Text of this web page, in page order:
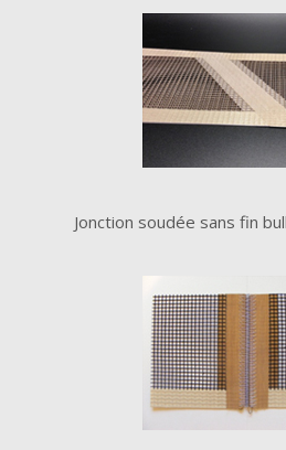
Jonction soudée sans fin